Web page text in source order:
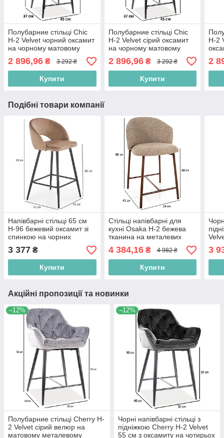
Полубарние стільці Chic
H-2 Velvet чорний оксамит
на чорному матовому
металевому каркасі
2 896,96 ₴ 3 292 ₴
Купити
Полубарние стільці Chic
H-2 Velvet сірий оксамит
на чорному матовому
металевому каркасі
2 896,96₴ 3 292 ₴
Купити
H-2
2
Подібні товари компанії
Напівбарні стільці 65 см
H-96 бежевий оксамит зі
спинкою на чорних
3 377 ₴
Купити
Стільці напівбарні для
кухні Osaka H-2 бежева
тканина на металевих
4 384,16₴ 4 982 ₴
Купити
3
Акційні пропозиції та новинки
–12%
Полубарние стільці Cherry H-
2 Velvet сірий велюр на
матовому металевому
–12%
Чорні напівбарні стільці з
підніжкою Cherry H-2 Velvet
55 см з оксамиту на чотирьох